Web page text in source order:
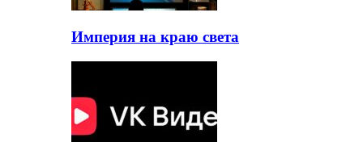
Империя на краю света